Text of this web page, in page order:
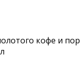
кофе и